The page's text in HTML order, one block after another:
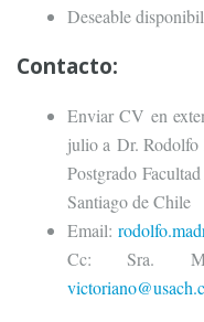
Deseable
Contacto:
Enviar CV en
julio a Dr. Rodolfo
Postgrado
Santiago de Chile
Email:
Cc: Sra.